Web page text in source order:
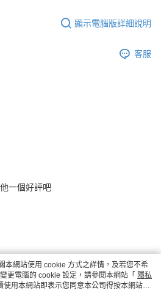
顯示電腦版詳細說明
客服
一個好評吧
本網站使用 cookie 方式之詳情，及若您不希
更電腦的 cookie 設定，請參閱本網站「 隱私
使用本網站即表示您同意本公司得按本網站使